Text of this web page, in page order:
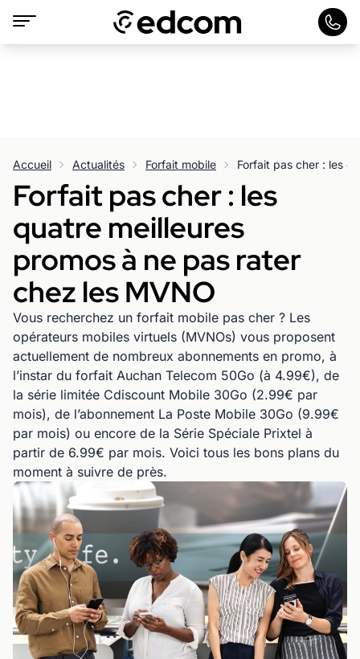
Accueil Actualités Forfait mobile
Forfait pas cher : les
quatre meilleures
promos à ne pas rater
chez les MVNO
Vous recherchez un forfait mobile pas cher ? Les
opérateurs mobiles virtuels (MVNOs) vous proposent
actuellement de nombreux abonnements en promo, à
l’instar du forfait Auchan Telecom 50Go (à 4.99€), de
la série limitée Cdiscount Mobile 30Go (2.99€ par
mois), de l’abonnement La Poste Mobile 30Go (9.99€
par mois) ou encore de la Série Spéciale Prixtel à
partir de 6.99€ par mois. Voici tous les bons plans du
moment à suivre de près.